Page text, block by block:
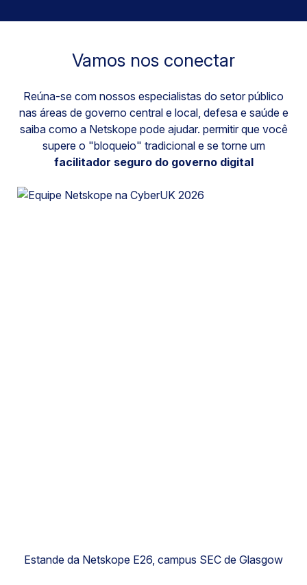
Vamos nos conectar
Reúna-se com nossos especialistas do setor público
nas áreas de governo central e local, defesa e saúde e
saiba como a Netskope pode ajudar. permitir que você
supere o "bloqueio" tradicional e se torne um
facilitador seguro do governo digital
Estande da Netskope E26, campus SEC de Glasgow